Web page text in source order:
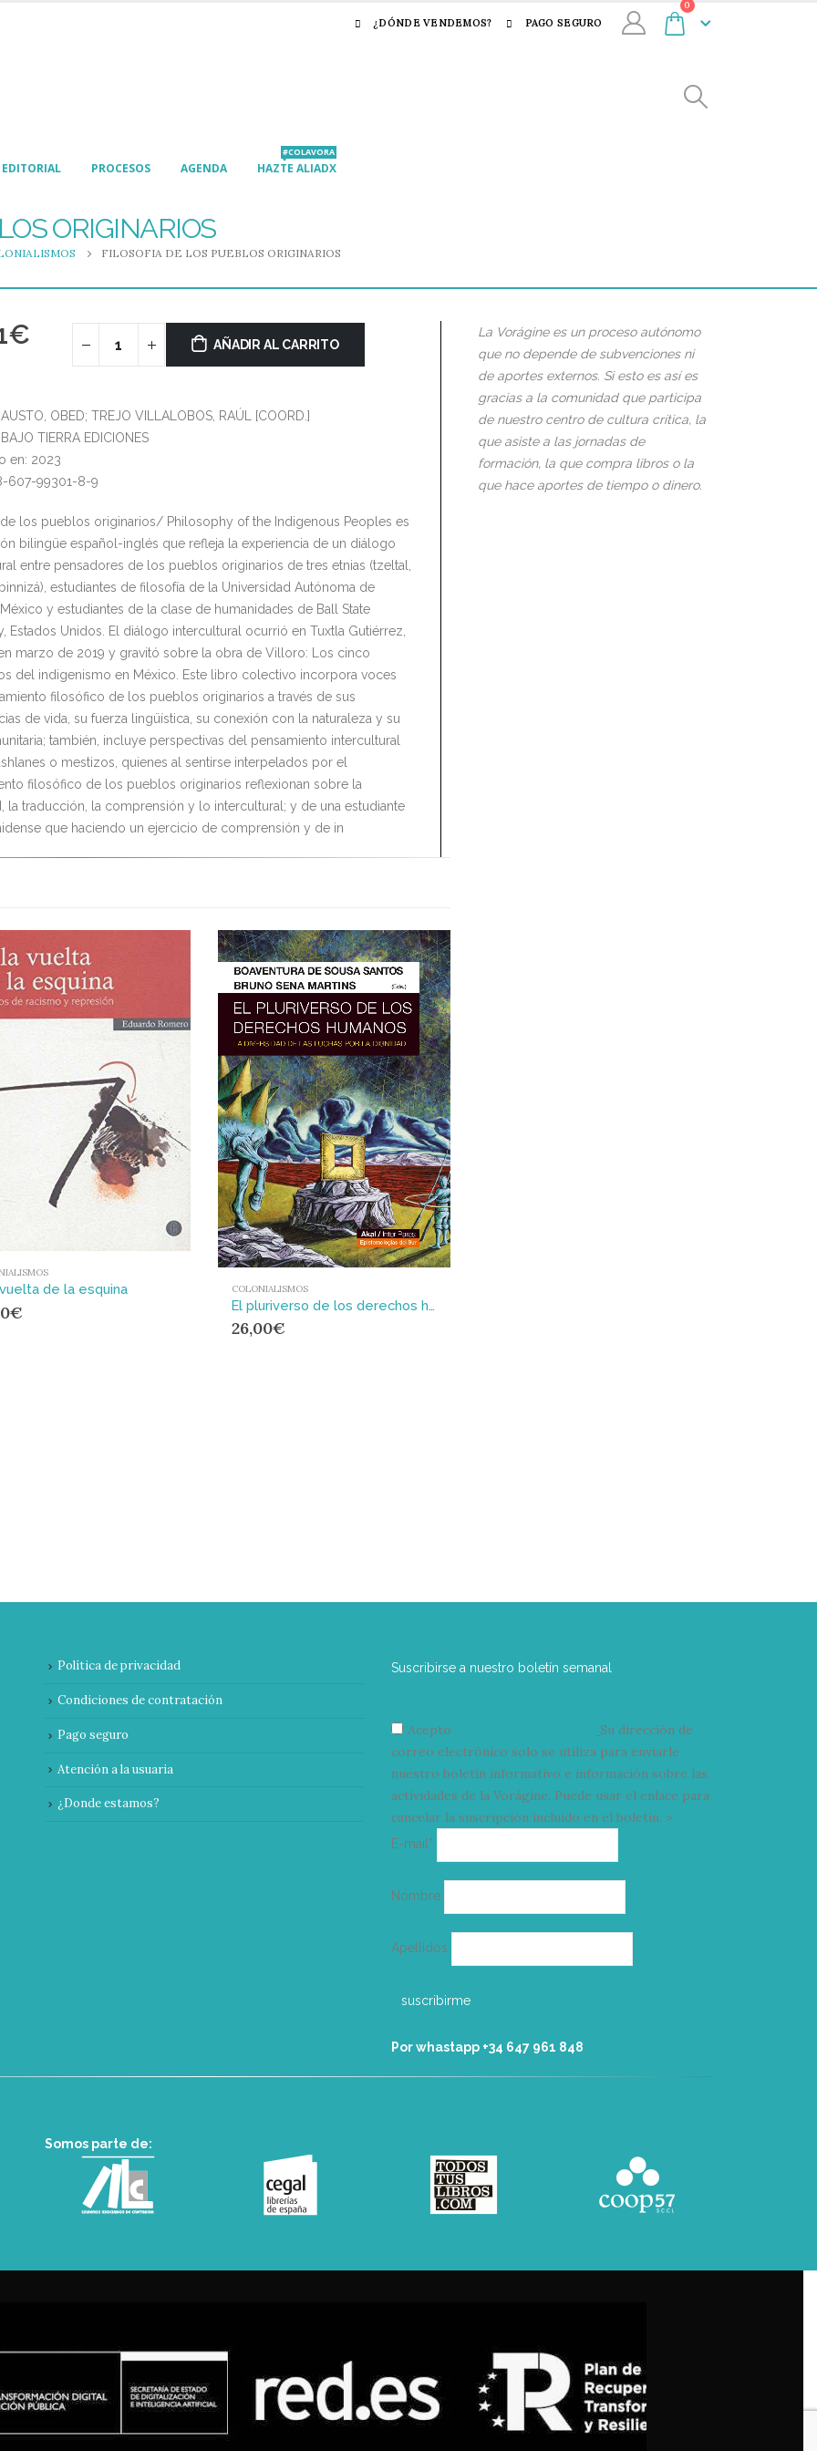
¿DÓNDE VENDEMOS? PAGO SEGURO
0
EDITORIAL PROCESOS AGENDA HAZTE ALIADX
#COLAVORA
ORIGINARIOS
FILOSOFIA DE LOS PUEBLOS ORIGINARIOS
€ AÑADIR AL CARRITO
OBED; TREJO VILLALOBOS, RAÚL [COORD.]
TIERRA EDICIONES
en: 2023
607-99301-8-9
los pueblos originarios/ Philosophy of the Indigenous Peoples es
bilingüe español-inglés que refleja la experiencia de un diálogo
entre pensadores de los pueblos originarios de tres etnias (tzeltal,
estudiantes de filosofía de la Universidad Autónoma de
y estudiantes de la clase de humanidades de Ball State
Estados Unidos. El diálogo intercultural ocurrió en Tuxtla Gutiérrez,
marzo de 2019 y gravitó sobre la obra de Villoro: Los cinco
del indigenismo en México. Este libro colectivo incorpora voces
filosófico de los pueblos originarios a través de sus
de vida, su fuerza lingüística, su conexión con la naturaleza y su
también, incluye perspectivas del pensamiento intercultural
o mestizos, quienes al sentirse interpelados por el
filosófico de los pueblos originarios reflexionan sobre la
la traducción, la comprensión y lo intercultural; y de una estudiante
que haciendo un ejercicio de comprensión y de in
de la esquina
€
COLONIALISMOS
El pluriverso de los derechos humanos
26,00€
La Vorágine es un proceso autónomo
que no depende de subvenciones ni
de aportes externos. Si esto es así es
gracias a la comunidad que participa
de nuestro centro de cultura crítica, la
que asiste a las jornadas de
formación, la que compra libros o la
que hace aportes de tiempo o dinero.
Política de privacidad
Condiciones de contratación
Pago seguro
Atención a la usuaria
¿Donde estamos?
Suscribirse a nuestro boletín semanal
Acepto
Su dirección de
correo electrónico solo se utiliza para enviarle
nuestro boletín informativo e información sobre las
actividades de la Vorágine. Puede usar el enlace para
cancelar la suscripción incluido en el boletín. >
E-mail*
electrónico
Nombre
Apellidos
Por whastapp +34 ‭647 961 848‬
Somos parte de: